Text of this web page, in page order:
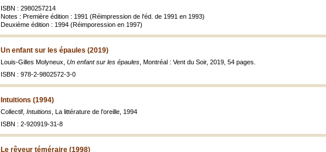
ISBN : 2980257214
Notes : Première édition : 1991 (Réimpression de l'éd. de 1991 en 1993)
Deuxième édition : 1994 (Réimporession en 1997)
Un enfant sur les épaules (2019)
Louis-Gilles Molyneux, Un enfant sur les épaules , Montréal : Vent du Soir, 2019, 54 pages.
ISBN : 978-2-9802572-3-0
Intuitions (1994)
Collectif, Intuitions , La littérature de l’oreille, 1994
ISBN : 2-920919-31-8
Le rêveur téméraire (1998)